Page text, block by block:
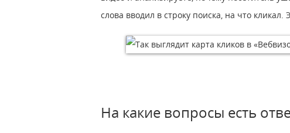
слова вводил в строку поиска, на что
На какие вопросы есть